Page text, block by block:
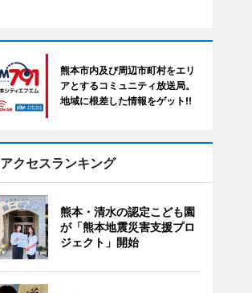
熊本市内及び周辺市町村をエリ
アとするコミュニティ放送局。
地域に根差した情報をゲット!!
アクセスランキング
熊本・清水の認定こども園
が「熊本地震災害支援プロ
ジェクト」開始